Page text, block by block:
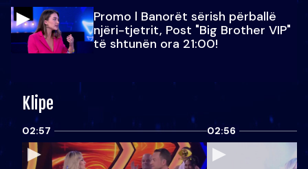
Promo l Banorët sërish përballë
njëri-tjetrit, Post "Big Brother VIP"
të shtunën ora 21:00!
Klipe
02:57 02:56